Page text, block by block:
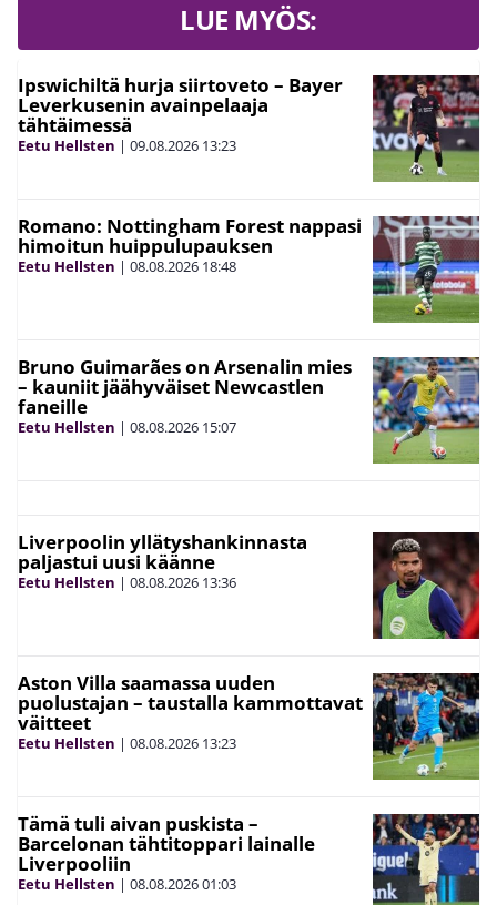
LUE MYÖS:
Ipswichiltä hurja siirtoveto – Bayer
Leverkusenin avainpelaaja
tähtäimessä
Eetu Hellsten | 09.08.2026 13:23
Romano: Nottingham Forest nappasi
himoitun huippulupauksen
Eetu Hellsten | 08.08.2026 18:48
Bruno Guimarães on Arsenalin mies
– kauniit jäähyväiset Newcastlen
faneille
Eetu Hellsten | 08.08.2026 15:07
Liverpoolin yllätyshankinnasta
paljastui uusi käänne
Eetu Hellsten | 08.08.2026 13:36
Aston Villa saamassa uuden
puolustajan – taustalla kammottavat
väitteet
Eetu Hellsten | 08.08.2026 13:23
Tämä tuli aivan puskista –
Barcelonan tähtitoppari lainalle
Liverpooliin
Eetu Hellsten | 08.08.202601:03